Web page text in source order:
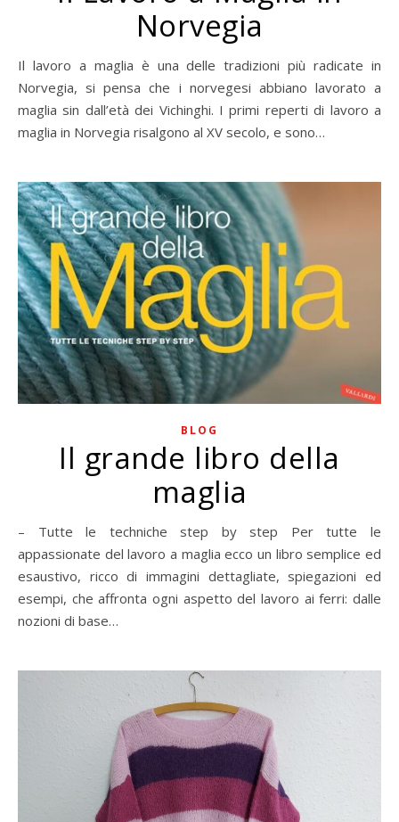
Norvegia
Il lavoro a maglia è una delle tradizioni più radicate in
Norvegia, si pensa che i norvegesi abbiano lavorato a
maglia sin dall’età dei Vichinghi. I primi reperti di lavoro a
maglia in Norvegia risalgono al XV secolo, e sono…
BLOG
Il grande libro della
maglia
– Tutte le techniche step by step Per tutte le
appassionate del lavoro a maglia ecco un libro semplice ed
esaustivo, ricco di immagini dettagliate, spiegazioni ed
esempi, che affronta ogni aspetto del lavoro ai ferri: dalle
nozioni di base…